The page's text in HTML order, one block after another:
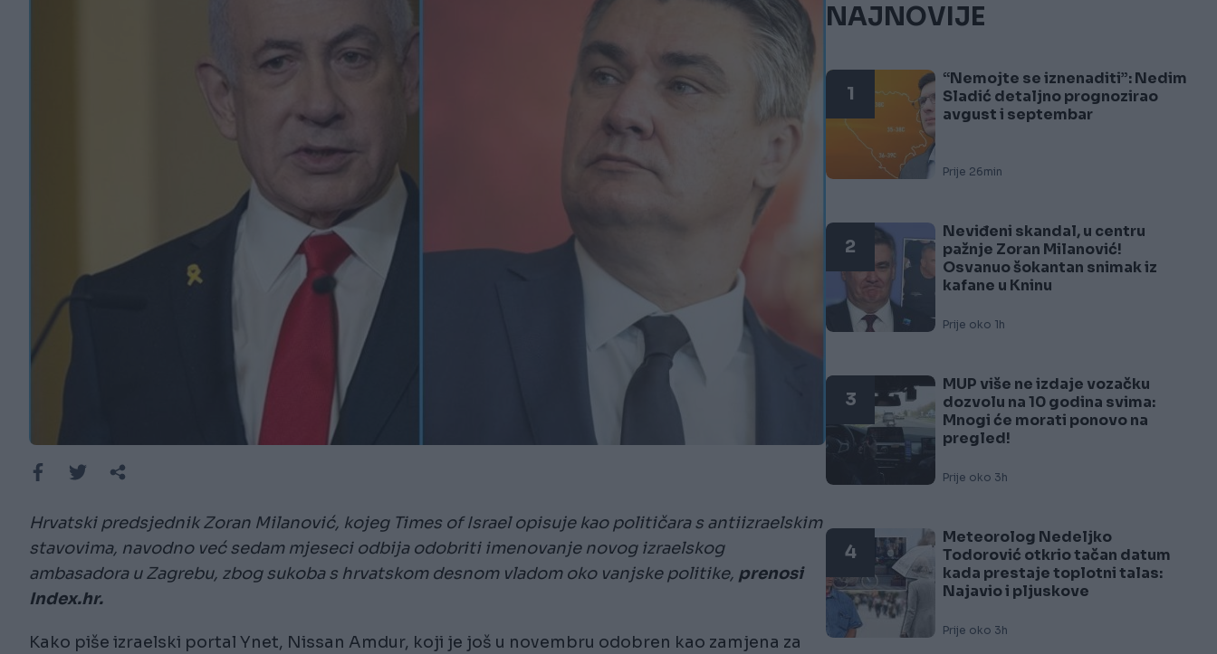
Hrvatski predsjednik Zoran Milanović, kojeg Times of Israel opisuje kao političara s antiizraelskim
stavovima, navodno već sedam mjeseci odbija odobriti imenovanje novog izraelskog
ambasadora u Zagrebu, zbog sukoba s hrvatskom desnom vladom oko vanjske politike, prenosi
Index.hr.
Kako piše izraelski portal Ynet, Nissan Amdur, koji je još u novembru odobren kao zamjena za
NAJNOVIJE
1
“Nemojte se iznenaditi”: Nedim
Sladić detaljno prognozirao
avgust i septembar
Prije 26min
2
Neviđeni skandal, u centru
pažnje Zoran Milanović!
Osvanuo šokantan snimak iz
kafane u Kninu
Prije oko 1h
3
MUP više ne izdaje vozačku
dozvolu na 10 godina svima:
Mnogi će morati ponovo na
pregled!
Prije oko 3h
4
Meteorolog Nedeljko
Todorović otkrio tačan datum
kada prestaje toplotni talas:
Najavio i pljuskove
Prije oko 3h